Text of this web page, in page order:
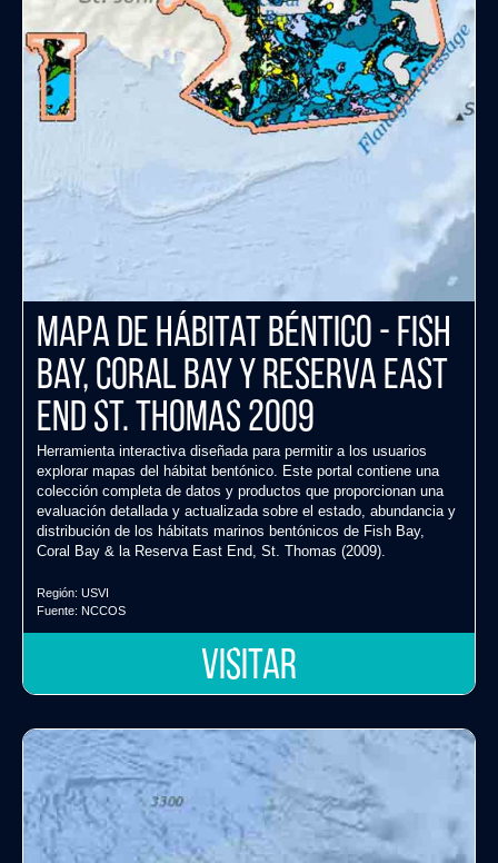
Mapa de Hábitat Béntico - Fish
Bay, Coral Bay y Reserva East
End St. Thomas 2009
Herramienta interactiva diseñada para permitir a los usuarios
explorar mapas del hábitat bentónico. Este portal contiene una
colección completa de datos y productos que proporcionan una
evaluación detallada y actualizada sobre el estado, abundancia y
distribución de los hábitats marinos bentónicos de Fish Bay,
Coral Bay & la Reserva East End, St. Thomas (2009).
Región: USVI
Fuente: NCCOS
VISITAR